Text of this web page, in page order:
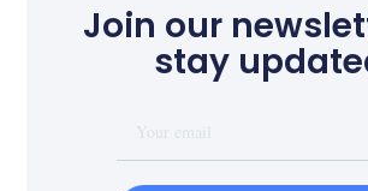
Join our
stay